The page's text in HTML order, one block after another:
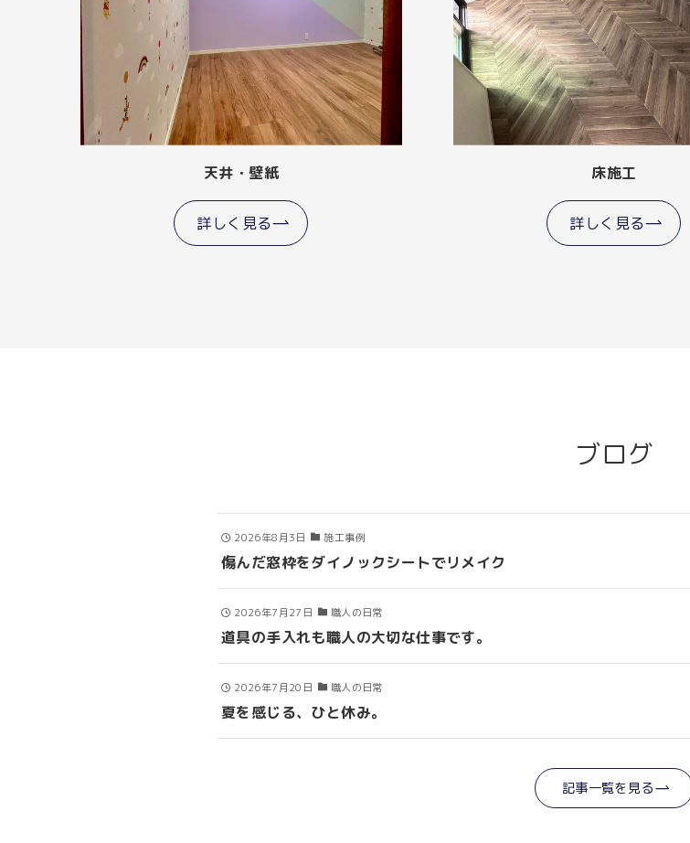
天井・壁紙
詳しく見る
床施工
詳しく見る
ブログ
2026年8月3日 施工事例
傷んだ窓枠をダイノックシートでリメイク
2026年7月27日 職人の日常
道具の手入れも職人の大切な仕事です。
2026年7月20日 職人の日常
夏を感じる、ひと休み。
記事一覧を見る